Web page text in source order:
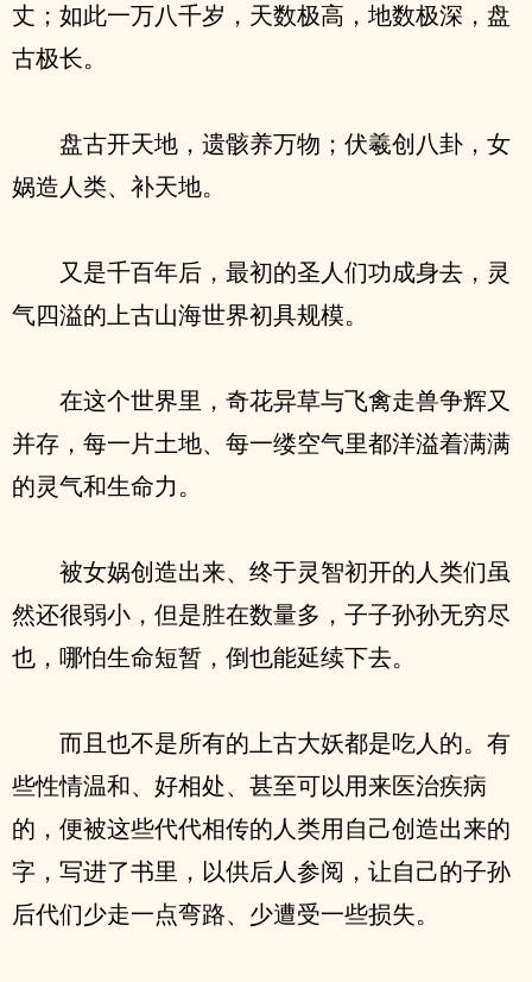
丈；如此一万八千岁，天数极高，地数极深，盘
古极长。
盘古开天地，遗骸养万物；伏羲创八卦，女
娲造人类、补天地。
又是千百年后，最初的圣人们功成身去，灵
气四溢的上古山海世界初具规模。
在这个世界里，奇花异草与飞禽走兽争辉又
并存，每一片土地、每一缕空气里都洋溢着满满
的灵气和生命力。
被女娲创造出来、终于灵智初开的人类们虽
然还很弱小，但是胜在数量多，子子孙孙无穷尽
也，哪怕生命短暂，倒也能延续下去。
而且也不是所有的上古大妖都是吃人的。有
些性情温和、好相处、甚至可以用来医治疾病
的，便被这些代代相传的人类用自己创造出来的
字，写进了书里，以供后人参阅，让自己的子孙
后代们少走一点弯路、少遭受一些损失。